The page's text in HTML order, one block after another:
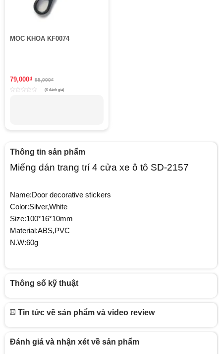
MÓC KHOÁ KF0074
79,000₫ 95,000₫
(0 đánh giá)
Thông tin sản phẩm
Miếng dán trang trí 4 cửa xe ô tô SD-2157
Name:Door decorative stickers
Color:Silver,White
Size:100*16*10mm
Material:ABS,PVC
N.W:60g
Thông số kỹ thuật
Tin tức về sản phẩm và video review
Đánh giá và nhận xét về sản phẩm